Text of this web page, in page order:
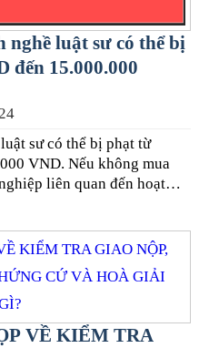
nghề luật sư có thể bị
đến 15.000.000
sư có thể bị phạt từ
VND. Nếu không mua
liên quan đến hoạt
VỀ KIỂM TRA